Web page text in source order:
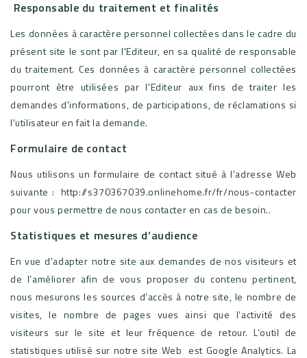
Responsable du traitement et finalités
Les données à caractère personnel collectées dans le cadre du
présent site le sont par l'Editeur, en sa qualité de responsable
du traitement. Ces données à caractère personnel collectées
pourront être utilisées par l'Editeur aux fins de traiter les
demandes d'informations, de participations, de réclamations si
l'utilisateur en fait la demande.
Formulaire de contact
Nous utilisons un formulaire de contact situé à l’adresse Web
suivante : http://s370367039.onlinehome.fr/fr/nous-contacter
pour vous permettre de nous contacter en cas de besoin..
Statistiques et mesures d’audience
En vue d’adapter notre site aux demandes de nos visiteurs et
de l’améliorer afin de vous proposer du contenu pertinent,
nous mesurons les sources d’accès à notre site, le nombre de
visites, le nombre de pages vues ainsi que l’activité des
visiteurs sur le site et leur fréquence de retour. L’outil de
statistiques utilisé sur notre site Web est Google Analytics. La